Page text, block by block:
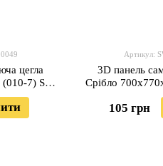
цегла
7) SW-
Артикул:
3D панель
Срібло
105 грн